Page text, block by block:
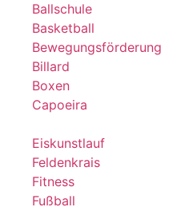
Ballschule
Basketball
Bewegungsförderung
Billard
Boxen
Capoeira
Eiskunstlauf
Feldenkrais
Fitness
Fußball